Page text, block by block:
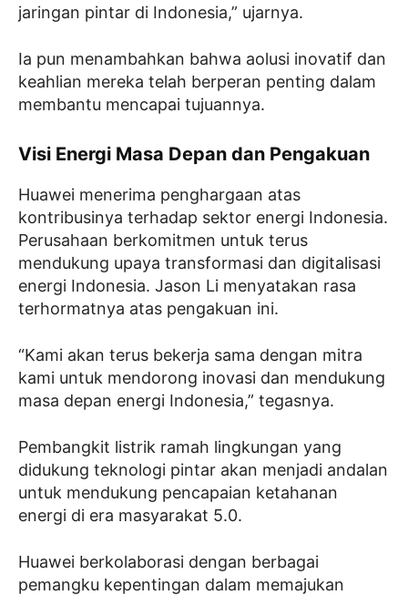
jaringan pintar di Indonesia,” ujarnya.
Ia pun menambahkan bahwa aolusi inovatif dan
keahlian mereka telah berperan penting dalam
membantu mencapai tujuannya.
Visi Energi Masa Depan dan Pengakuan
Huawei menerima penghargaan atas
kontribusinya terhadap sektor energi Indonesia.
Perusahaan berkomitmen untuk terus
mendukung upaya transformasi dan digitalisasi
energi Indonesia. Jason Li menyatakan rasa
terhormatnya atas pengakuan ini.
“Kami akan terus bekerja sama dengan mitra
kami untuk mendorong inovasi dan mendukung
masa depan energi Indonesia,” tegasnya.
Pembangkit listrik ramah lingkungan yang
didukung teknologi pintar akan menjadi andalan
untuk mendukung pencapaian ketahanan
energi di era masyarakat 5.0.
Huawei berkolaborasi dengan berbagai
pemangku kepentingan dalam memajukan